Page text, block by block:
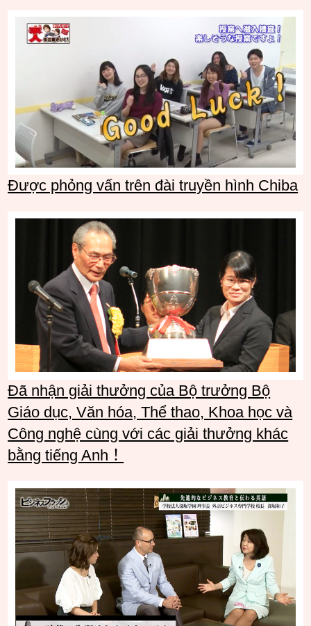
Được phỏng vấn trên đài truyền hình Chiba
Đã nhận giải thưởng của Bộ trưởng Bộ
Giáo dục, Văn hóa, Thể thao, Khoa học và
Công nghệ cùng với các giải thưởng khác
bằng tiếng Anh！